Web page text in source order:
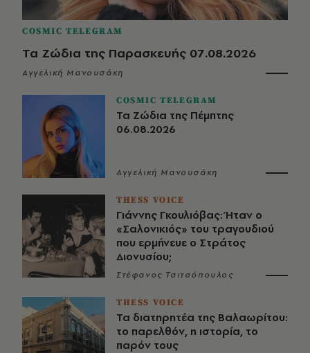
COSMIC TELEGRAM
Τα Ζώδια της Παρασκευής 07.08.2026
Αγγελική Μανουσάκη
COSMIC TELEGRAM
Τα Ζώδια της Πέμπτης
06.08.2026
Αγγελική Μανουσάκη
THESS VOICE
Γιάννης Γκουλιόβας: Ήταν ο
«Σαλονικιός» του τραγουδιού
που ερμήνευε ο Στράτος
Διονυσίου;
Στέφανος Τσιτσόπουλος
THESS VOICE
Τα διατηρητέα της Βαλαωρίτου:
το παρελθόν, η ιστορία, το
παρόν τους